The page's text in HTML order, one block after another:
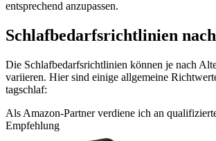
entsprechend anzupassen.
Schlafbedarfsrichtlinien
Die Schlafbedarfsrichtlinien können je nach
variieren. Hier sind einige allgemeine
tagschlaf:
Als Amazon-Partner verdiene ich an
Empfehlung